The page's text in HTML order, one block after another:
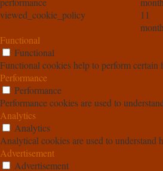
viewed_cookie_policy
11
Functional
Functional
Functional cookies help to perform certain
Performance
Performance
Performance cookies are used to
Analytics
Analytics
Analytical cookies are used to
Advertisement
Advertisement